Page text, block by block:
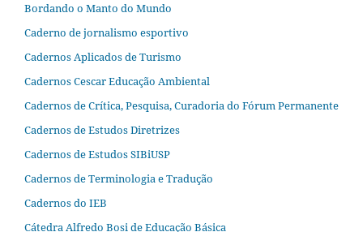
Bordando o Manto do Mundo
Caderno de jornalismo esportivo
Cadernos Aplicados de Turismo
Cadernos Cescar Educação Ambiental
Cadernos de Crítica, Pesquisa, Curadoria do Fórum Permanente
Cadernos de Estudos Diretrizes
Cadernos de Estudos SIBiUSP
Cadernos de Terminologia e Tradução
Cadernos do IEB
Cátedra Alfredo Bosi de Educação Básica